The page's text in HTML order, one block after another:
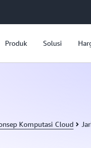
Produk Solusi
Komputasi Cloud